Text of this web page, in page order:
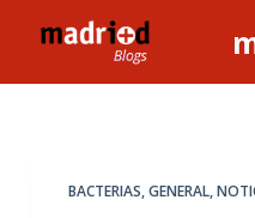
l
BACTERIAS,GENERAL,